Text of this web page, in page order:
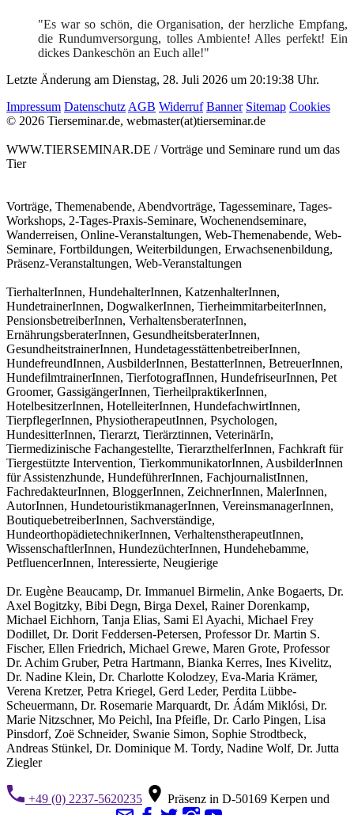
"Es war so schön, die Organisation, der herzliche Empfang,
die Rundumversorgung, tolles Ambiente! Alles perfekt! Ein
dickes Dankeschön an Euch alle!"
Letzte Änderung am Dienstag, 28. Juli 2026 um 20:19:38 Uhr.
Impressum DatenschutzAGB Widerruf Banner Sitemap Cookies
© 2026 Tierseminar.de, webmaster(at)tierseminar.de
WWW.TIERSEMINAR.DE / Vorträge und Seminare rund um das
Tier
Vorträge, Themenabende, Abendvorträge, Tagesseminare, Tages-
Workshops, 2-Tages-Praxis-Seminare, Wochenendseminare,
Wanderreisen, Online-Veranstaltungen, Web-Themenabende, Web-
Seminare, Fortbildungen, Weiterbildungen, Erwachsenenbildung,
Präsenz-Veranstaltungen, Web-Veranstaltungen
TierhalterInnen, HundehalterInnen, KatzenhalterInnen,
HundetrainerInnen, DogwalkerInnen, TierheimmitarbeiterInnen,
PensionsbetreiberInnen, VerhaltensberaterInnen,
ErnährungsberaterInnen, GesundheitsberaterInnen,
GesundheitstrainerInnen, HundetagesstättenbetreiberInnen,
HundefreundInnen, AusbilderInnen, BestatterInnen, BetreuerInnen,
HundefilmtrainerInnen, TierfotografInnen, HundefriseurInnen, Pet
Groomer, GassigängerInnen, TierheilpraktikerInnen,
HotelbesitzerInnen, HotelleiterInnen, HundefachwirtInnen,
TierpflegerInnen, PhysiotherapeutInnen, Psychologen,
HundesitterInnen, Tierarzt, Tierärztinnen, VeterinärIn,
Tiermedizinische Fachangestellte, TierarzthelferInnen, Fachkraft für
Tiergestützte Intervention, TierkommunikatorInnen, AusbilderInnen
für Assistenzhunde, HundeführerInnen, FachjournalistInnen,
FachredakteurInnen, BloggerInnen, ZeichnerInnen, MalerInnen,
AutorInnen, HundetouristikmanagerInnen, VereinsmanagerInnen,
BoutiquebetreiberInnen, Sachverständige,
HundeorthopädietechnikerInnen, VerhaltenstherapeutInnen,
WissenschaftlerInnen, HundezüchterInnen, Hundehebamme,
PetfluencerInnen, Interessierte, Neugierige
Dr. Eugène Beaucamp, Dr. Immanuel Birmelin, Anke Bogaerts, Dr.
Axel Bogitzky, Bibi Degn, Birga Dexel, Rainer Dorenkamp,
Michael Eichhorn, Tanja Elias, Sami El Ayachi, Michael Frey
Dodillet, Dr. Dorit Feddersen-Petersen, Professor Dr. Martin S.
Fischer, Ellen Friedrich, Michael Grewe, Maren Grote, Professor
Dr. Achim Gruber, Petra Hartmann, Bianka Kerres, Ines Kivelitz,
Dr. Nadine Klein, Dr. Charlotte Kolodzey, Eva-Maria Krämer,
Verena Kretzer, Petra Kriegel, Gerd Leder, Perdita Lübbe-
Scheuermann, Dr. Rosemarie Marquardt, Dr. Ádám Miklósi, Dr.
Marie Nitzschner, Mo Peichl, Ina Pfeifle, Dr. Carlo Pingen, Lisa
Pinsdorf, Zoë Schneider, Swanie Simon, Sophie Strodtbeck,
Andreas Stünkel, Dr. Dominique M. Tordy, Nadine Wolf, Dr. Jutta
Ziegler
+49 (0) 2237-5620235
Präsenz in D-50169 Kerpen und